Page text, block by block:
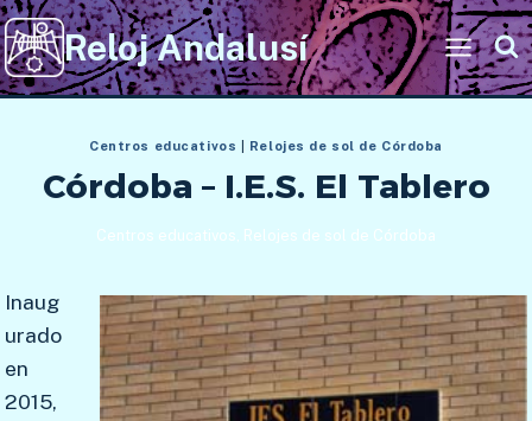
Saltar
al
contenido
Reloj Andalusí
Centros educativos Relojes de sol de Córdoba
Córdoba – I.E.S. El Tablero
Centros educativos, Relojes de sol de Córdoba
Inaug
urado
en
2015,